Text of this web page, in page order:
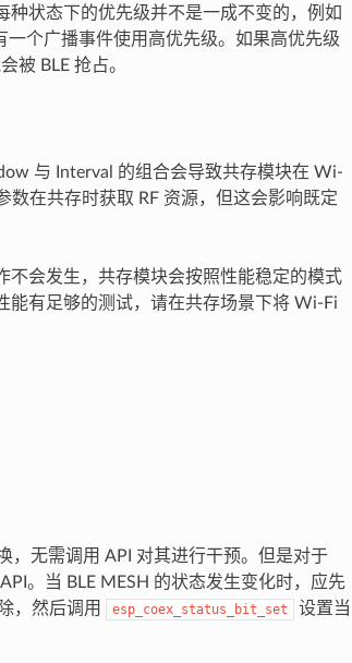
状态下的优先级并不是一成不变的，例如
一个广播事件使用高优先级。如果高优先级
被 BLE 抢占。
与 Interval 的组合会导致共存模块在 Wi-
数在共存时获取 RF 资源，但这会影响既定
会发生，共存模块会按照性能稳定的模式
能有足够的测试，请在共存场景下将 Wi-Fi
，无需调用 API 对其进行干预。但是对于
。当 BLE MESH 的状态发生变化时，应先
，然后调用 esp_coex_status_bit_set
设置当